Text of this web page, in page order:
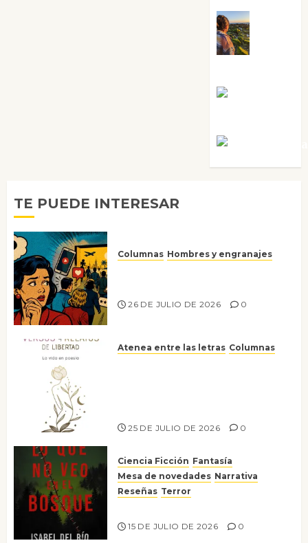
TE PUEDE INTERESAR
Columnas Hombres y engranajes
26 DE JULIO DE 2026 0
Atenea entre las letras Columnas
25 DE JULIO DE 2026 0
Ciencia Ficción Fantasía
Mesa de novedades Narrativa
Reseñas Terror
15 DE JULIO DE 2026 0